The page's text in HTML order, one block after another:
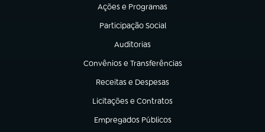
Ações e Programas
(abre em nova aba)
Participação Social
(abre em nova aba)
Auditorias
(abre em nova aba)
Convênios e Transferências
(abre em nova aba)
Receitas e Despesas
(abre em nova aba)
Licitações e Contratos
(abre em nova aba)
Empregados Públicos
(abre em nova aba)